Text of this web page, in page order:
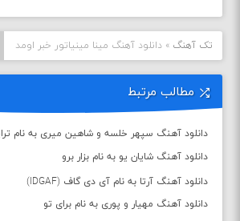
تک آهنگ »دانلود آهنگ مینا مینیاتور خبر اومد
مطالب مرتبط
دانلود آهنگ سپهر خلسه و شاهین میری به نام
دانلود آهنگ شایان یو به نام بزار برو
دانلود آهنگ آرتا به نام آی دی گاف (IDGAF)
دانلود آهنگ مهیار و پوری به نام برای تو